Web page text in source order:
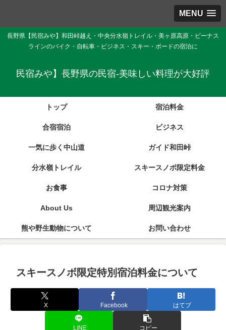
MENU
長野県【民宿みや】和田峠越え・中央分水嶺トレイル・美ヶ原高原・ビーナス
ラインのバイク・自転車・ビジネス・スキー・ボードの宿泊に
民宿みや】長野県の民宿-美味しい料理が大好評
トップ 宿泊料金
合宿宿泊 ビジネス
一気に歩く中山道 ガイド和田峠
分水嶺トレイル スキースノボ限定料金
お食事 コロナ対策
About Us 周辺観光案内
熊や野生動物について お問い合わせ
スキースノボ限定特別宿泊料金について
X Facebook はてブ
LINE コピー